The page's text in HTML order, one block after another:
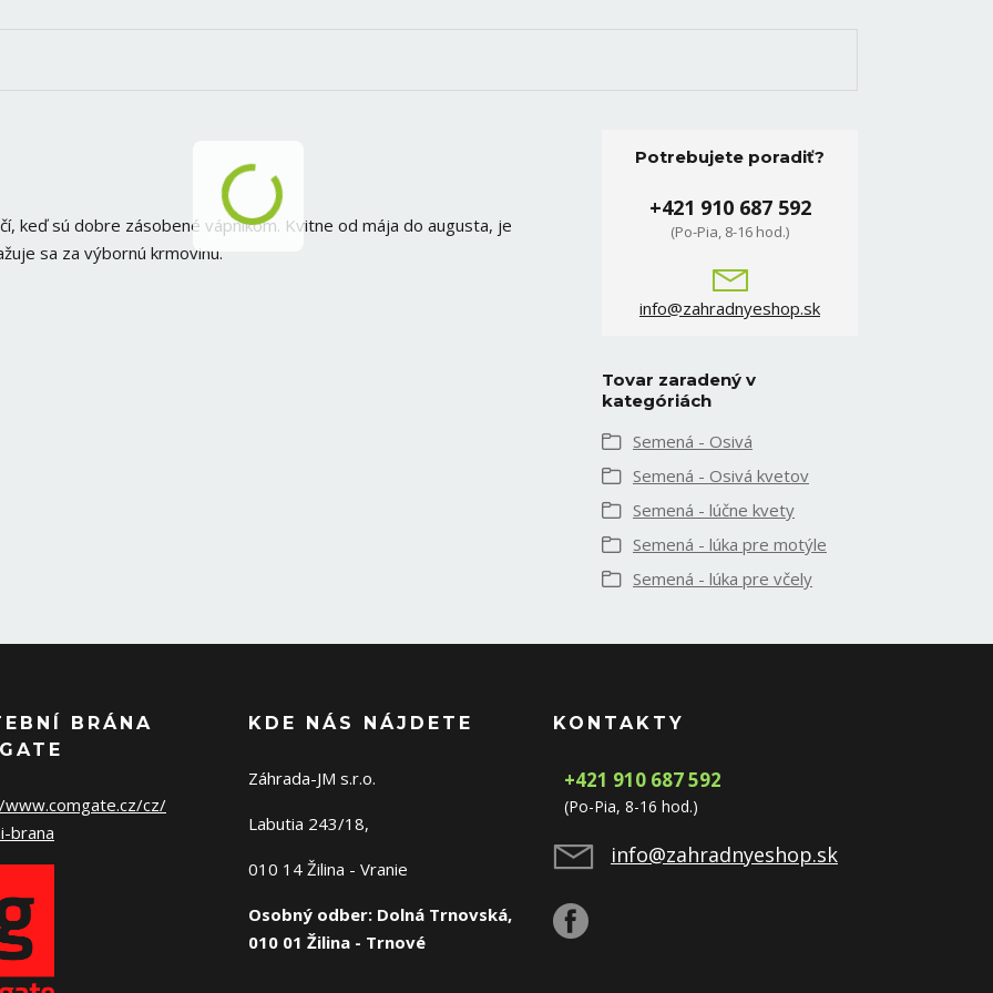
keď sú dobre zásobené vápnikom. Kvitne od mája do augusta, je
sa za výbornú krmovinu.
Potrebujete poradiť?
+421 910 687 592
(Po-Pia, 8-16 hod.)
info@zahradnyeshop.sk
Tovar zaradený v
kategóriách
Semená - Osivá
Semená - Osivá kvetov
Semená - lúčne kvety
Semená - lúka pre motýle
Semená - lúka pre včely
BRÁNA
cz/
brana
KDE NÁS NÁJDETE
Záhrada-JM s.r.o.
Labutia 243/18,
010 14 Žilina - Vranie
Osobný odber: Dolná Trnovská,
010 01 Žilina - Trnové
KONTAKTY
+421 910 687 592
(Po-Pia, 8-16 hod.)
info@zahradnyeshop.sk